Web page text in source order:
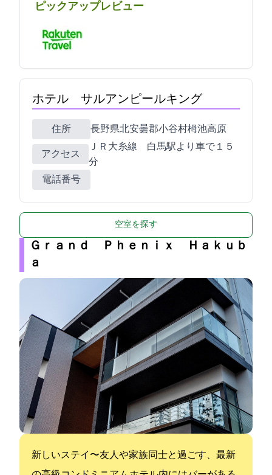
ピックアップレビュー
ホテル サルアンピールキング
住所 長野県北安曇郡小谷村栂池高原
アクセス
ＪＲ大糸線 白馬駅より車で１５
分
電話番号
空室を探す
Ｇｒａｎｄ Ｐｈｅｎｉｘ Ｈａｋｕｂ
ａ
新しいステイ〜友人や家族同士と過ごす、最新